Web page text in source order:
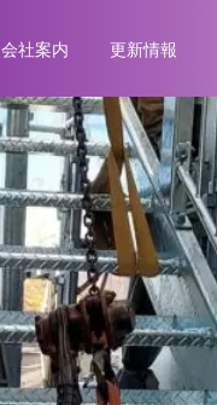
会社案内 更新情報